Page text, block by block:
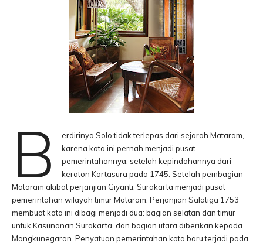
B
erdirinya Solo tidak terlepas dari sejarah Mataram,
karena kota ini pernah menjadi pusat
pemerintahannya, setelah kepindahannya dari
keraton Kartasura pada 1745. Setelah pembagian
Mataram akibat perjanjian Giyanti, Surakarta menjadi pusat
pemerintahan wilayah timur Mataram. Perjanjian Salatiga 1753
membuat kota ini dibagi menjadi dua: bagian selatan dan timur
untuk Kasunanan Surakarta, dan bagian utara diberikan kepada
Mangkunegaran. Penyatuan pemerintahan kota baru terjadi pada